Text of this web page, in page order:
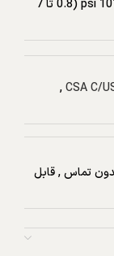
فشار فرآیند 11.6 تا 101.5 psi (0.8 تا 7
,
تماس,قابل